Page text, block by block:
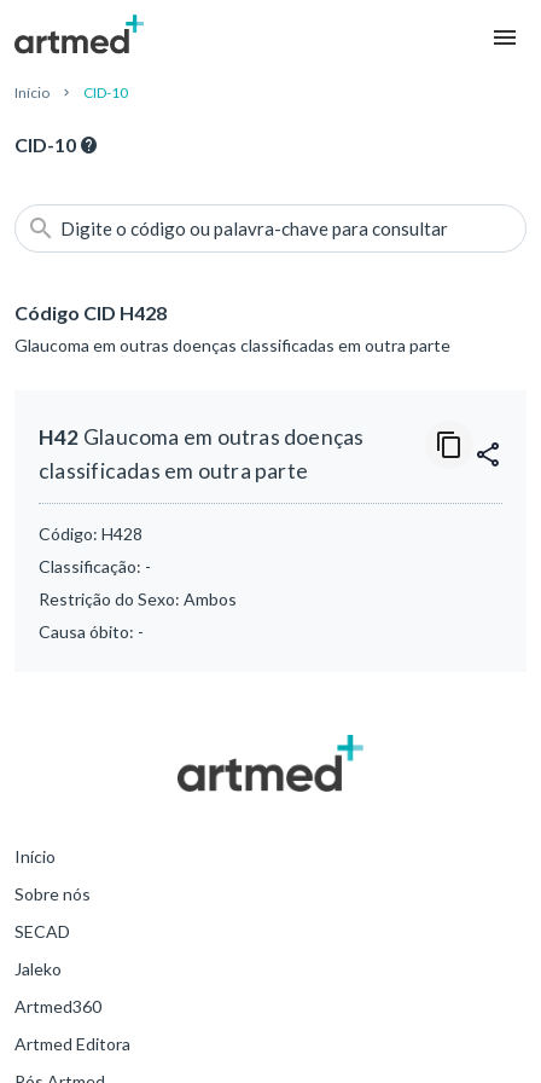
Início CID-10
CID-10
Digite o código ou palavra-chave para consultar
Código CID H428
Glaucoma em outras doenças classificadas em outra parte
H42 Glaucoma em outras doenças
classificadas em outra parte
Código: H428
Classificação: -
Restrição do Sexo: Ambos
Causa óbito: -
Início
Sobre nós
SECAD
Jaleko
Artmed360
Artmed Editora